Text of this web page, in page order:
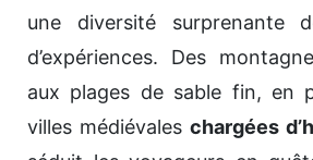
une diversité surprenante
d’expériences. Des
aux plages de sable fin, en
villes médiévales chargées